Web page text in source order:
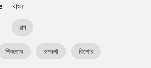
বাংলা
গল্প
শিশুতোষ রূপকথা কিশোর